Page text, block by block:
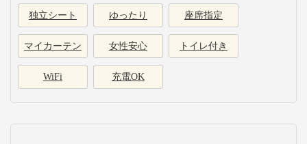
独立シート ゆったり 座席指定
マイカーテン 女性安心 トイレ付き
WiFi 充電OK